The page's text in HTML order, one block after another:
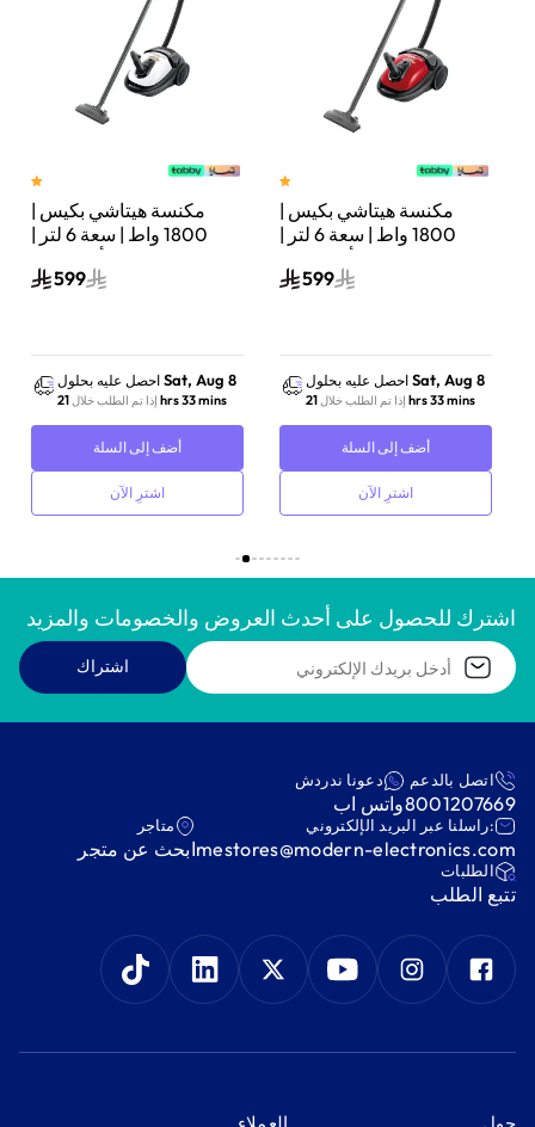
مكنسة هيتاشي بكيس |
1800 واط | سعة 6 لتر |
599
احصل عليه بحلول Sat, Aug 8
إذا تم الطلب خلال 21 hrs 33 mins
أضف إلى السلة
اشترِ الآن
مكنسة هيتاشي بكيس |
1800 واط | سعة 6 لتر |
599
احصل عليه بحلول Sat, Aug 8
إذا تم الطلب خلال 21 hrs 33 mins
أضف إلى السلة
اشترِ الآن
اشترك للحصول على أحدث العروض والخصومات والمزيد
اشتراك
اتصل بالدعم
8001207669
دعونا ندردش
واتس اب
:راسلنا عبر البريد الإلكتروني
mestores@modern-electronics.com
متاجر
ابحث عن متجر
‫الطلبات‬
‫تتبع الطلب‬